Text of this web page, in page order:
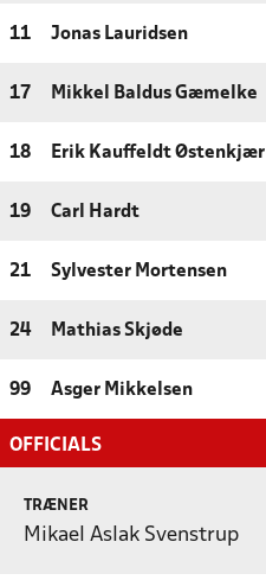
11 Jonas Lauridsen
17 Mikkel Baldus Gæmelke
18 Erik Kauffeldt Østenkjær
19 Carl Hardt
21 Sylvester Mortensen
24 Mathias Skjøde
99 Asger Mikkelsen
OFFICIALS
TRÆNER
Mikael Aslak Svenstrup